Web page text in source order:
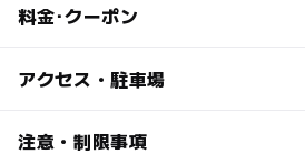
料金･クーポン
子供の料金
甲賀市民の方は割引がございます。
アクセス・駐車場
交通アクセス
注意・制限事項